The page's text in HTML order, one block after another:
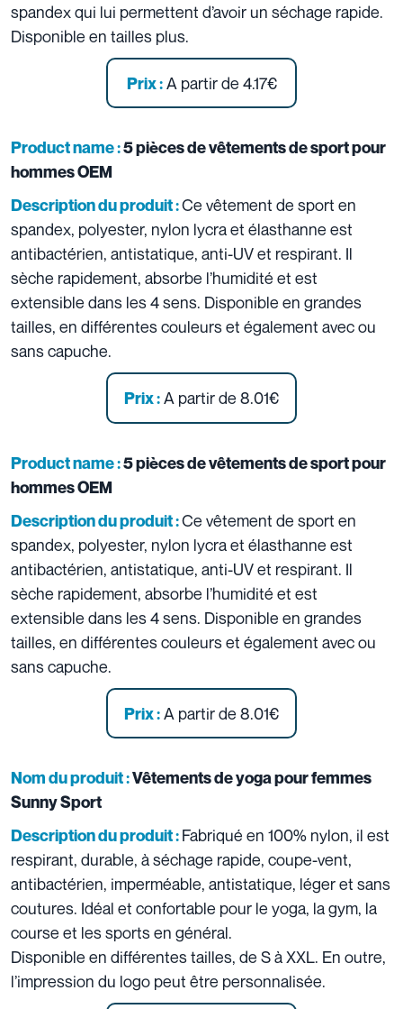
spandex qui lui permettent d’avoir un séchage rapide.
Disponible en tailles plus.
Prix :A partir de 4.17€
Product name :5 pièces de vêtements de sport pour
hommes OEM
Description du produit :Ce vêtement de sport en
spandex, polyester, nylon lycra et élasthanne est
antibactérien, antistatique, anti-UV et respirant. Il
sèche rapidement, absorbe l’humidité et est
extensible dans les 4 sens. Disponible en grandes
tailles, en différentes couleurs et également avec ou
sans capuche.
Prix :A partir de 8.01€
Product name :5 pièces de vêtements de sport pour
hommes OEM
Description du produit :Ce vêtement de sport en
spandex, polyester, nylon lycra et élasthanne est
antibactérien, antistatique, anti-UV et respirant. Il
sèche rapidement, absorbe l’humidité et est
extensible dans les 4 sens. Disponible en grandes
tailles, en différentes couleurs et également avec ou
sans capuche.
Prix :A partir de 8.01€
Nom du produit :Vêtements de yoga pour femmes
Sunny Sport
Description du produit :Fabriqué en 100% nylon, il est
respirant, durable, à séchage rapide, coupe-vent,
antibactérien, imperméable, antistatique, léger et sans
coutures. Idéal et confortable pour le yoga, la gym, la
course et les sports en général.
Disponible en différentes tailles, de S à XXL. En outre,
l’impression du logo peut être personnalisée.